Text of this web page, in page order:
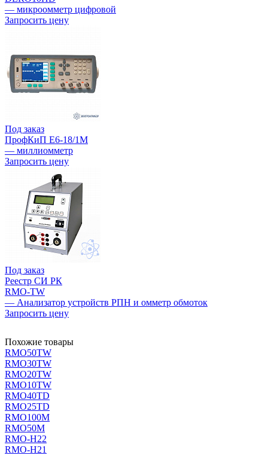
— микроомметр цифровой
Запросить цену
Под заказ
ПрофКиП Е6-18/1М
— миллиомметр
Запросить цену
Под заказ
Реестр СИ РК
RMO-TW
— Анализатор устройств РПН и омметр обмоток
Запросить цену
Похожие товары
RMO50TW
RMO30TW
RMO20TW
RMO10TW
RMO40TD
RMO25TD
RMO100M
RMO50M
RMO-H22
RMO-H21